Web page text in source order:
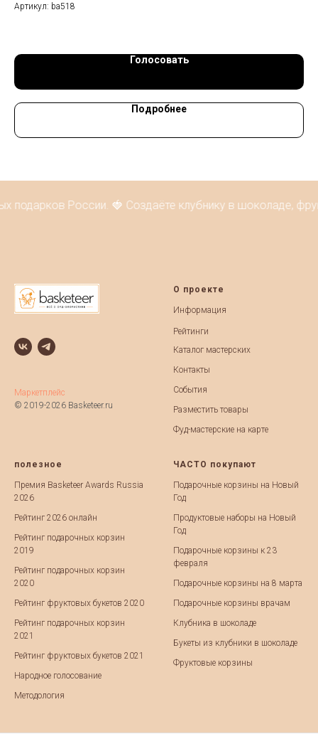
Артикул: ba518
Голосовать
Подробнее
России. 🍓 Создаёте клубнику в шоколаде,
Маркетплейс
© 2019-2026 Basketeer.ru
О проекте
Информация
Рейтинги
Каталог мастерских
Контакты
События
Разместить товары
Фуд-мастерские на карте
полезное
Премия Basketeer Awards Russia
2026
Рейтинг 2026 онлайн
Рейтинг подарочных корзин
2019
Рейтинг подарочных корзин
2020
Рейтинг фруктовых букетов 2020
Рейтинг подарочных корзин
2021
Рейтинг фруктовых букетов 2021
Народное голосование
Методология
ЧАСТО покупают
Подарочные корзины на Новый
Год
Продуктовые наборы на Новый
Год
Подарочные корзины к 23
февраля
Подарочные корзины на 8 марта
Подарочные корзины врачам
Клубника в шоколаде
Букеты из клубники в шоколаде
Фруктовые корзины